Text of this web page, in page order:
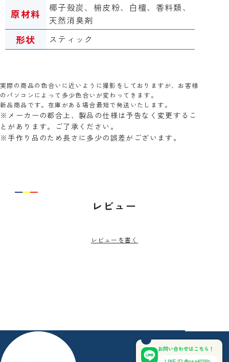
原材料
椰子殻炭、椨皮粉、白檀、香料類、
天然消臭剤
形状 スティック
実際の商品の色合いに近いように撮影をしておりますが、お客様
のパソコンによって多少色合いが変わってきます。
新品商品です。在庫がある場合最短で発送いたします。
※メーカーの都合上、製品の仕様は予告なく変更するこ
とがあります。ご了承ください。
※手作り品のため長さに多少の誤差がございます。
レビュー
レビューを書く
お問い合わせはこちら！